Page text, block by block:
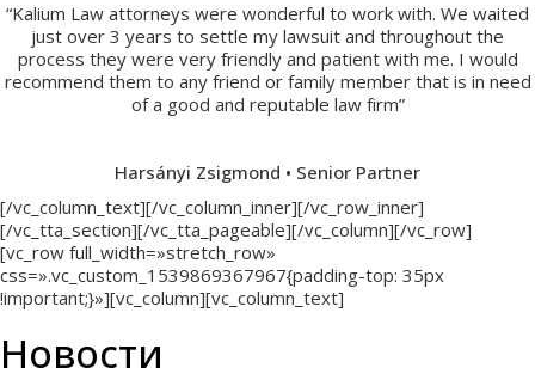
“Kalium Law attorneys were wonderful to work with. We waited
just over 3 years to settle my lawsuit and throughout the
process they were very friendly and patient with me. I would
recommend them to any friend or family member that is in need
of a good and reputable law firm”
Harsányi Zsigmond • Senior Partner
[/vc_column_text][/vc_column_inner][/vc_row_inner]
[/vc_tta_section][/vc_tta_pageable][/vc_column][/vc_row]
[vc_row full_width=»stretch_row»
css=».vc_custom_1539869367967{padding-top: 35px
!important;}»][vc_column][vc_column_text]
Новости